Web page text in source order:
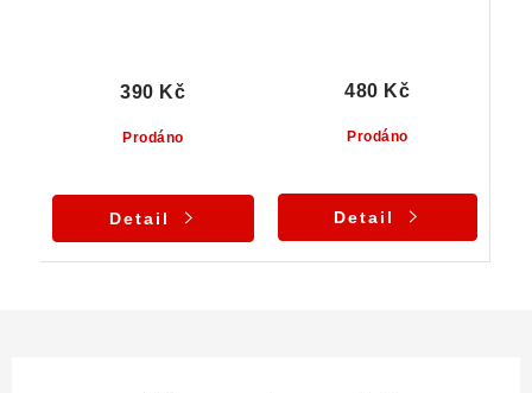
Prodáno
390 Kč
Detail
Prodáno
480 Kč
Detail